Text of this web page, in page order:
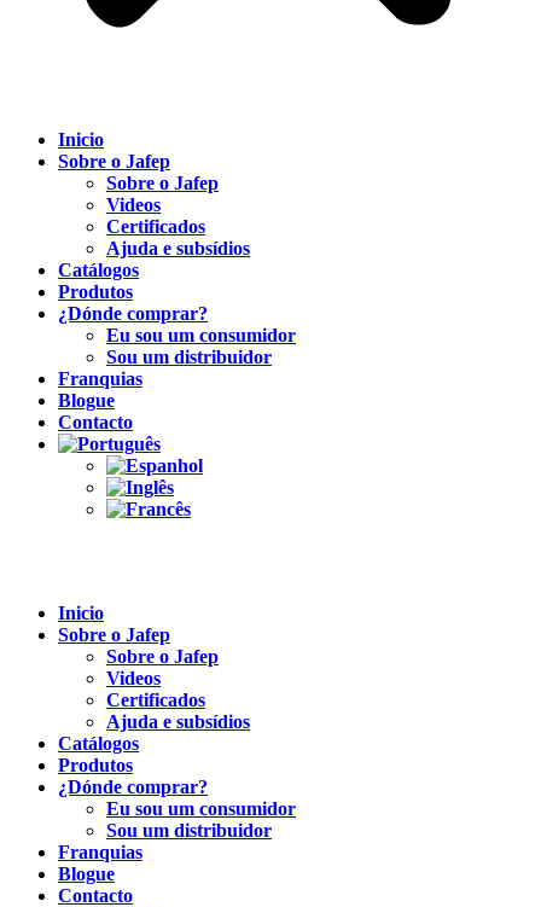
Inicio
Sobre o Jafep
Sobre o Jafep
Videos
Certificados
Ajuda e subsídios
Catálogos
Produtos
¿Dónde comprar?
Eu sou um consumidor
Sou um distribuidor
Franquias
Blogue
Contacto
Inicio
Sobre o Jafep
Sobre o Jafep
Videos
Certificados
Ajuda e subsídios
Catálogos
Produtos
¿Dónde comprar?
Eu sou um consumidor
Sou um distribuidor
Franquias
Blogue
Contacto